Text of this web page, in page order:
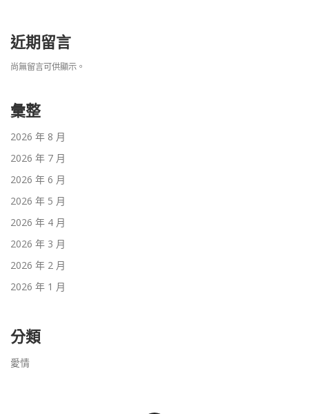
近期留言
尚無留言可供顯示。
彙整
2026 年 8 月
2026 年 7 月
2026 年 6 月
2026 年 5 月
2026 年 4 月
2026 年 3 月
2026 年 2 月
2026 年 1 月
分類
愛情